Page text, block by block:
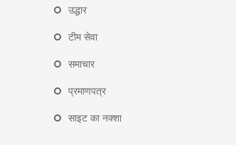
उद्धार
टीम सेवा
समाचार
प्रमाणपत्र
साइट का नक्शा